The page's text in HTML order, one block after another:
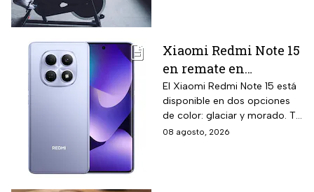
Xiaomi Redmi Note 15
en remate en
Liverpool: 256 GB de
almacenamiento,
cámara de 108 MP y
carga rápida
El Xiaomi Redmi Note 15 está
disponible en dos opciones
de color: glaciar y morado. Te
contamos todos los detalles
08 agosto, 2026